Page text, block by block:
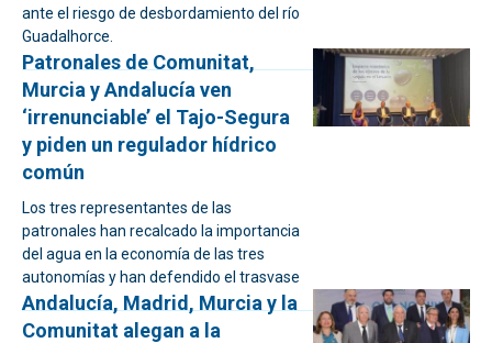
ante el riesgo de desbordamiento del río
Guadalhorce.
Patronales de Comunitat,
Murcia y Andalucía ven
‘irrenunciable’ el Tajo-Segura
y piden un regulador hídrico
común
Los tres representantes de las
patronales han recalcado la importancia
del agua en la economía de las tres
autonomías y han defendido el trasvase
Andalucía, Madrid, Murcia y la
Comunitat alegan a la